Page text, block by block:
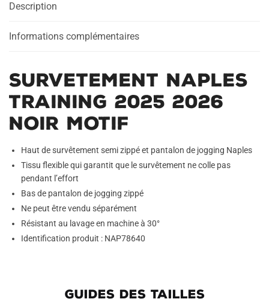
Noir
Description
Informations complémentaires
Survetement Naples
Training 2025 2026
Noir Motif
Haut de survêtement semi zippé et pantalon de jogging Naples
Tissu flexible qui garantit que le survêtement ne colle pas
pendant l’effort
Bas de pantalon de jogging zippé
Ne peut être vendu séparément
Résistant au lavage en machine à 30°
Identification produit : NAP78640
GUIDES DES TAILLES